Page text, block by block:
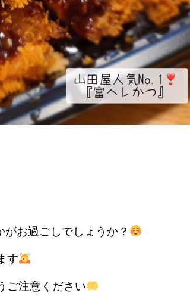
お過ごしでしょうか？
す
ご注意ください